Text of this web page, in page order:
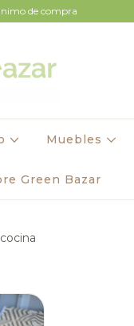
de compra
Muebles
Green Bazar